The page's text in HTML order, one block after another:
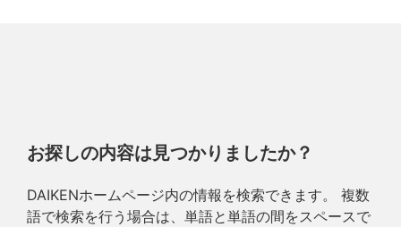
お探しの内容は見つかりましたか？
DAIKENホームページ内の情報を検索できます。 複数
語で検索を行う場合は、単語と単語の間をスペースで